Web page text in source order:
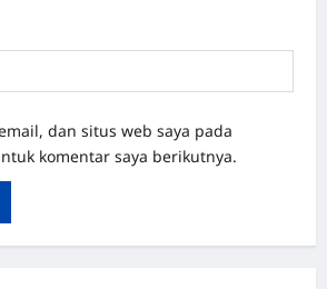
dan situs web saya pada
komentar saya berikutnya.